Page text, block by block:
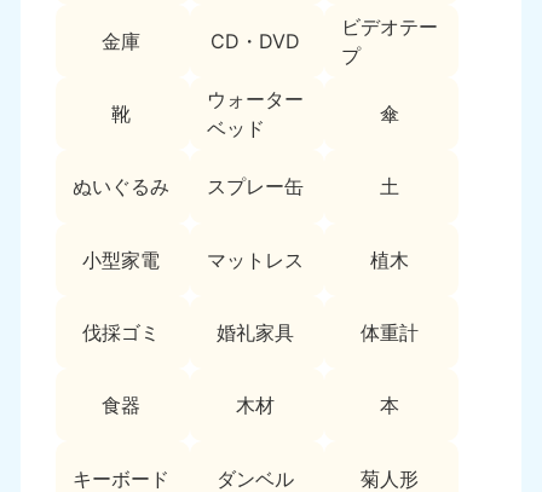
金庫 CD・DVD
ビデオテー
プ
靴
ウォーター
ベッド
傘
ぬいぐるみ スプレー缶 土
小型家電 マットレス 植木
伐採ゴミ 婚礼家具 体重計
食器 木材 本
キーボード ダンベル 菊人形
050-1881-5263
9:00〜19:00 年中無休
9:00〜19:00 年中無休 9:00〜19:00 年中無休
奈良県
050-1881-5249
三重県
050-1881-5254
9:00〜19:00 年中無休 9:00〜19:00 年中無休